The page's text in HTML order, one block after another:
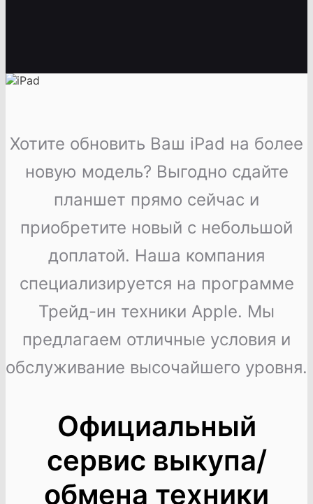
Хотите обновить Ваш iPad на более
новую модель? Выгодно сдайте
планшет прямо сейчас и
приобретите новый с небольшой
доплатой. Наша компания
специализируется на программе
Трейд-ин техники Apple. Мы
предлагаем отличные условия и
обслуживание высочайшего уровня.
Официальный
сервис выкупа/
обмена техники